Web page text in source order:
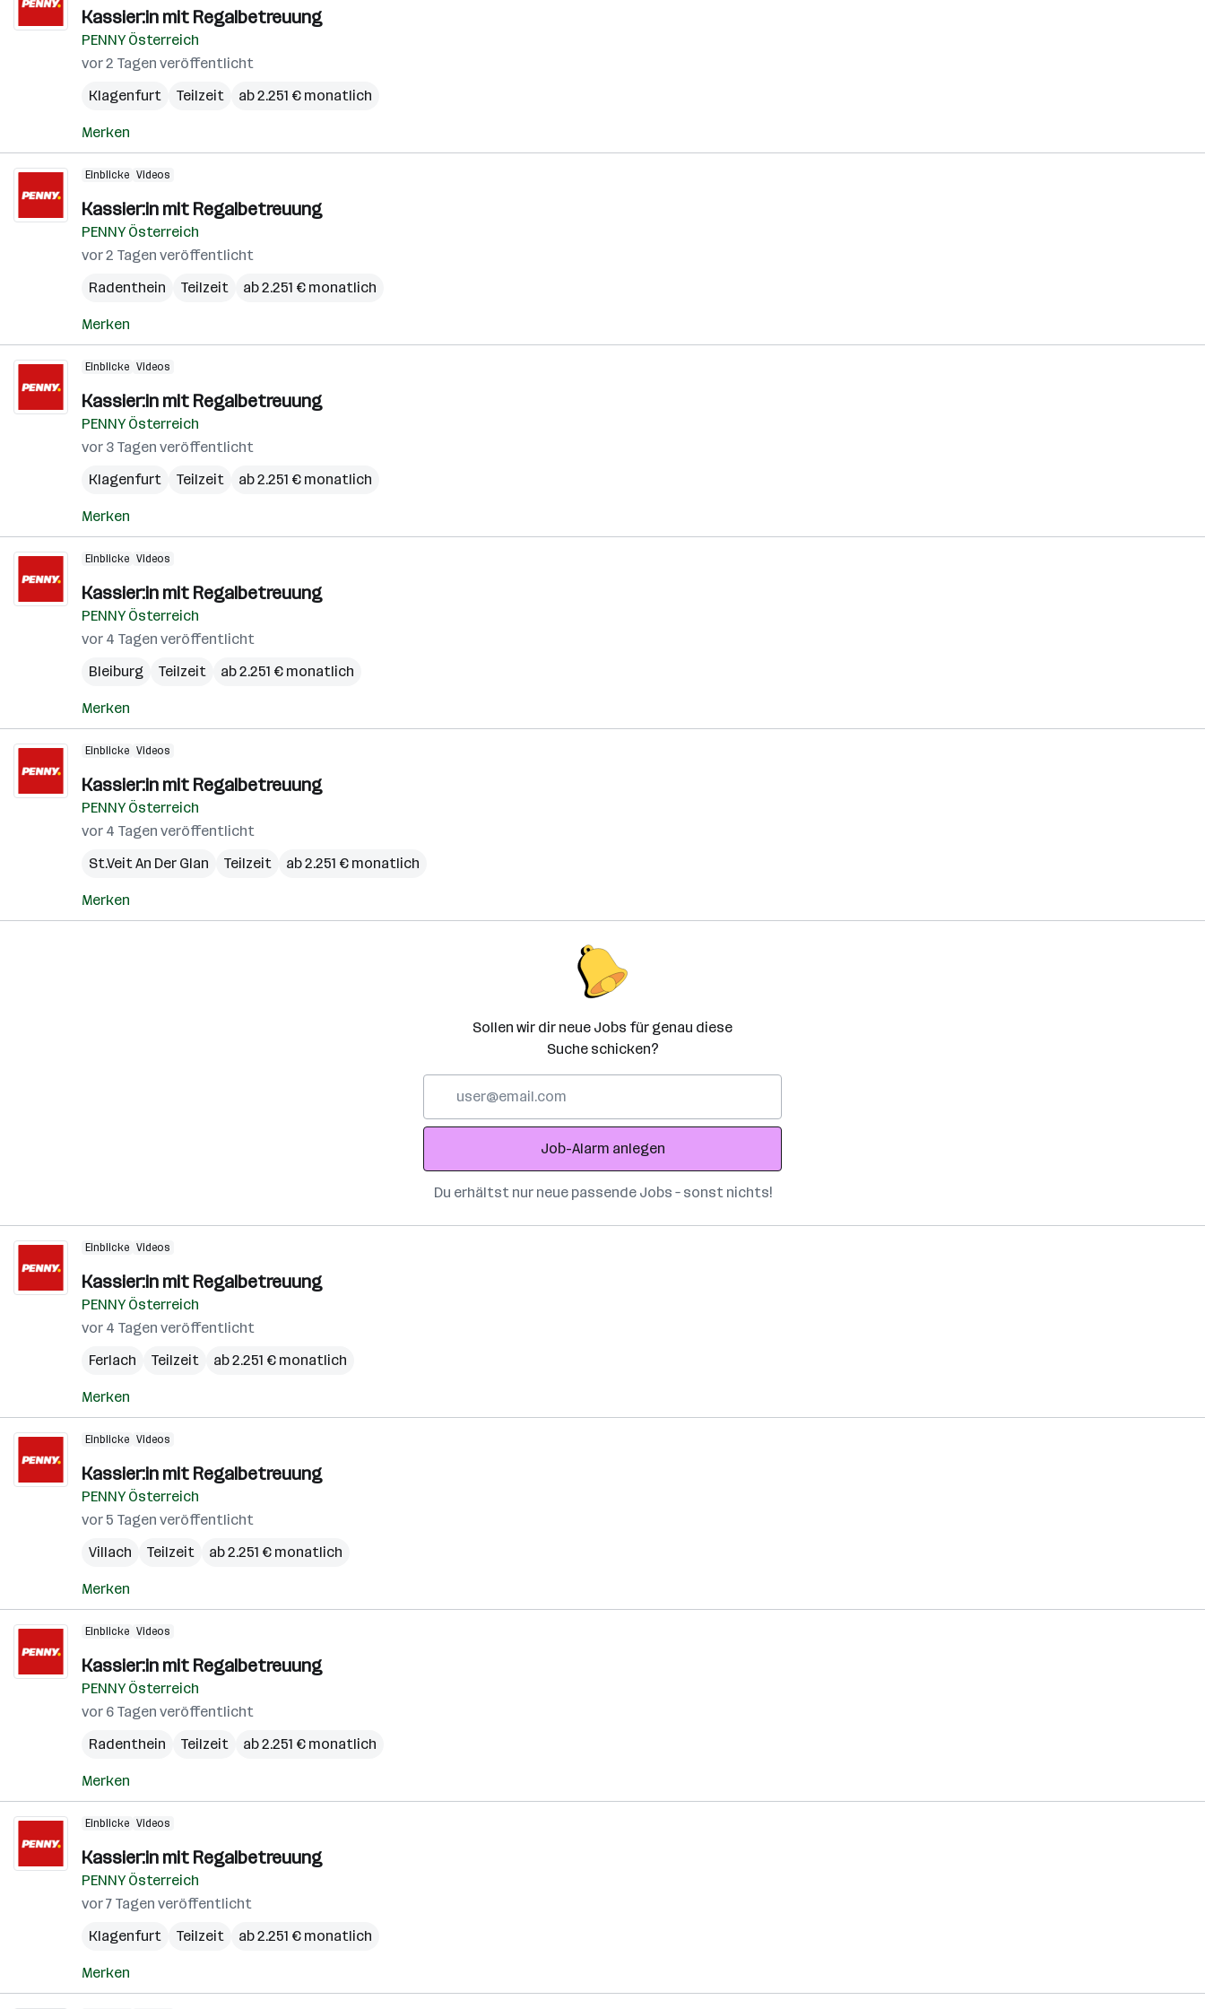
Kassier:in mit Regalbetreuung
PENNY Österreich
vor 2 Tagen veröffentlicht
Klagenfurt
Teilzeit ab 2.251 € monatlich
Merken
Einblicke Videos
Kassier:in mit Regalbetreuung
PENNY Österreich
vor 2 Tagen veröffentlicht
Radenthein
Teilzeit ab 2.251 € monatlich
Merken
Einblicke Videos
Kassier:in mit Regalbetreuung
PENNY Österreich
vor 3 Tagen veröffentlicht
Klagenfurt
Teilzeit ab 2.251 € monatlich
Merken
Einblicke Videos
Kassier:in mit Regalbetreuung
PENNY Österreich
vor 4 Tagen veröffentlicht
Bleiburg
Teilzeit ab 2.251 € monatlich
Merken
Einblicke Videos
Kassier:in mit Regalbetreuung
PENNY Österreich
vor 4 Tagen veröffentlicht
St.Veit An Der Glan
Teilzeit ab 2.251 € monatlich
Merken
Sollen wir dir neue Jobs für genau diese
Suche schicken?
Adresse
Job-Alarm anlegen
Du erhältst nur neue passende Jobs – sonst nichts!
Einblicke Videos
Kassier:in mit Regalbetreuung
PENNY Österreich
vor 4 Tagen veröffentlicht
Ferlach
Teilzeit ab 2.251 € monatlich
Merken
Einblicke Videos
Kassier:in mit Regalbetreuung
PENNY Österreich
vor 5 Tagen veröffentlicht
Villach
Teilzeit ab 2.251 € monatlich
Merken
Einblicke Videos
Kassier:in mit Regalbetreuung
PENNY Österreich
vor 6 Tagen veröffentlicht
Radenthein
Teilzeit ab 2.251 € monatlich
Merken
Einblicke Videos
Kassier:in mit Regalbetreuung
PENNY Österreich
vor 7 Tagen veröffentlicht
Klagenfurt
Teilzeit ab 2.251 € monatlich
Merken